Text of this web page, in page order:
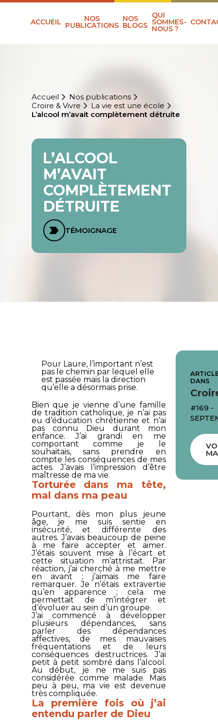
ACCUEIL NOS
PUBLICATIONS
NOS
BLOGS
QUI
SOMMES-
NOUS ?
Accueil
Nos publications
Croire & Vivre
La vie est une école
L’alcool m’avait complètement détruite
L’ALCOOL
M’AVAIT
COMPLÈTEMENT
DÉTRUITE
TÉMOIGNAGE
Pour Laure, l’important n’est
pas le chemin par lequel elle
est passée mais la direction
qu’elle a désormais prise.
Bien que je vienne d’une famille
de tradition catholique, je n’ai pas
eu d’éducation chrétienne et n’ai
pas connu Dieu durant mon
enfance. J’ai grandi en me
comportant comme je le
souhaitais, sans prendre en
compte les conséquences de mes
actes. J’avais l’impression d’être
maîtresse de ma vie.
Torturée dans ma tête,
mal dans ma peau
Pourtant, dès mon plus jeune
âge, je me suis sentie en
insécurité, et différente des
autres. J’avais beaucoup de peine
à me faire accepter et aimer.
J’étais souvent mise à l’écart et
cette situation m’attristait. Par
réaction, j’ai cherché à me mettre
en avant ; j’aimais me faire
remarquer. Je n’étais extravertie
qu’en apparence ; cela me
permettait de m’intégrer et
d’évoluer au sein d’un groupe.
J’ai commencé à développer
plusieurs dépendances, sans
parler des dépendances
affectives, de mes mauvaises
fréquentations et de leurs
conséquences destructrices. J’ai
petit à petit sombré dans l’alcool.
Au début, je ne me suis pas
considérée comme malade. Mais
peu à peu, ma vie est devenue
très compliquée.
La première fois où j’ai
entendu parler de Dieu
DANS
#169 -